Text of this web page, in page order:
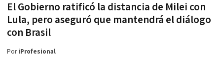
El Gobierno ratificó la distancia de Milei con
Lula, pero aseguró que mantendrá el diálogo
con Brasil
PoriProfesional